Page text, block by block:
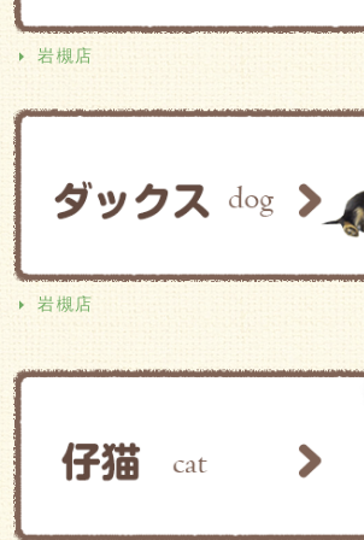
岩槻店
岩槻店